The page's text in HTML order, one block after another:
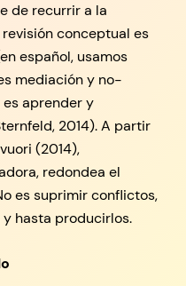
de recurrir a la
conceptual es
español, usamos
mediación y no-
aprender y
2014). A partir
(2014),
redondea el
es suprimir conflictos,
hasta producirlos.